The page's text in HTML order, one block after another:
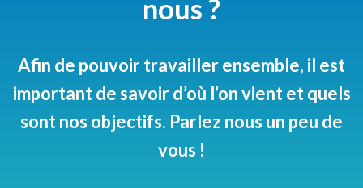
nous ?
Afin de pouvoir travailler ensemble, il est
important de savoir d’où l’on vient et quels
sont nos objectifs. Parlez nous un peu de
vous !